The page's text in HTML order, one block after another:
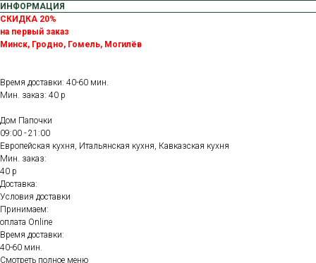
ИНФОРМАЦИЯ
СКИДКА 20%
на первый заказ
Минск, Гродно, Гомель, Могилёв
Время доставки: 40-60 мин.
Мин. заказ: 40 р
Дом Папочки
09:00 - 21:00
Европейская кухня, Итальянская кухня, Кавказская кухня
Мин. заказ:
40 р
Доставка:
Условия доставки
Принимаем:
оплата Online
Время доставки:
40-60 мин.
Смотреть полное меню